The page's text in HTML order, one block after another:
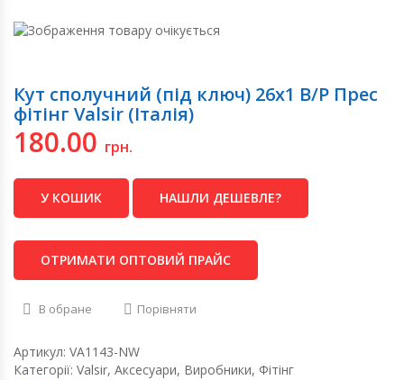
Кут сполучний (під ключ) 26х1 В/Р Прес
фітінг Valsir (Італія)
180.00 грн.
У КОШИК НАШЛИ ДЕШЕВЛЕ?
ОТРИМАТИ ОПТОВИЙ ПРАЙС
В обране Порівняти
Артикул: VA1143-NW
Категорії: Valsir, Аксесуари, Виробники, Фітінг